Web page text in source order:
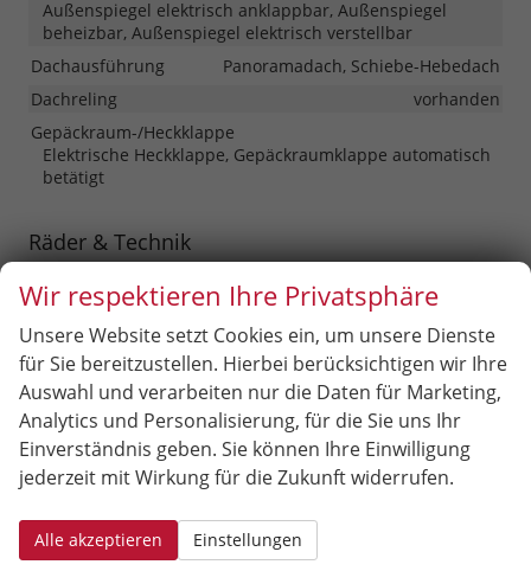
Außenspiegel elektrisch anklappbar, Außenspiegel
beheizbar, Außenspiegel elektrisch verstellbar
Dachausführung
Panoramadach, Schiebe-Hebedach
Dachreling
vorhanden
Gepäckraum-/Heckklappe
Elektrische Heckklappe, Gepäckraumklappe automatisch
betätigt
Räder & Technik
Antiblockiersystem (ABS), Elektronisches Stabilitäts-
Programm (ESP), Reifendruckkontrolle
Felgentyp
Leichtmetallfelge
Sonstiges
Antriebsart
Verbrennungsmotor (ICE)
Anzahl Türen
Erstzulassung
Wir respektieren Ihre Privatsphäre
Unsere Website setzt Cookies ein, um unsere Dienste
für Sie bereitzustellen. Hierbei berücksichtigen wir Ihre
Auswahl und verarbeiten nur die Daten für Marketing,
Analytics und Personalisierung, für die Sie uns Ihr
Einverständnis geben. Sie können Ihre Einwilligung
jederzeit mit Wirkung für die Zukunft widerrufen.
Alle akzeptieren Einstellungen